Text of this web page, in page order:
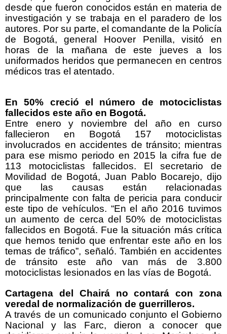
desde que fueron conocidos están en materia de
investigación y se trabaja en el paradero de los
autores. Por su parte, el comandante de la Policía
de Bogotá, general Hoover Penilla, visitó en
horas de la mañana de este jueves a los
uniformados heridos que permanecen en centros
médicos tras el atentado.
En 50% creció el número de motociclistas
fallecidos este año en Bogotá.
Entre enero y noviembre del año en curso
fallecieron en Bogotá 157 motociclistas
involucrados en accidentes de tránsito; mientras
para ese mismo periodo en 2015 la cifra fue de
113 motociclistas fallecidos. El secretario de
Movilidad de Bogotá, Juan Pablo Bocarejo, dijo
que las causas están relacionadas
principalmente con falta de pericia para conducir
este tipo de vehículos. “En el año 2016 tuvimos
un aumento de cerca del 50% de motociclistas
fallecidos en Bogotá. Fue la situación más crítica
que hemos tenido que enfrentar este año en los
temas de tráfico”, señaló. También en accidentes
de tránsito este año van más de 3.800
motociclistas lesionados en las vías de Bogotá.
Cartagena del Chairá no contará con zona
veredal de normalización de guerrilleros.
A través de un comunicado conjunto el Gobierno
Nacional y las Farc, dieron a conocer que